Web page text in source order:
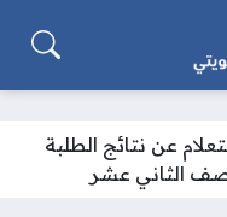
عن نتائج الطلبة
الثاني عشر